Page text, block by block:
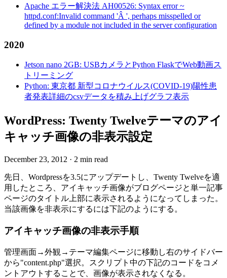
Apache エラー解決法 AH00526: Syntax error ~
httpd.conf:Invalid command 'Â ', perhaps misspelled or
defined by a module not included in the server configuration
2020
Jetson nano 2GB: USBカメラとPython FlaskでWeb動画ス
トリーミング
Python: 東京都 新型コロナウイルス(COVID-19)陽性患
者発表詳細のcsvデータを積み上げグラフ表示
WordPress: Twenty Twelveテーマのアイ
キャッチ画像の非表示設定
December 23, 2012 · 2 min read
先日、Wordpressを3.5にアップデートし、Twenty Twelveを適
用したところ、アイキャッチ画像がブログページと単一記事
ページのタイトル上部に表示されるようになってしまった。
当該画像を非表示にするには下記のようにする。
アイキャッチ画像の非表示手順
管理画面→外観→テーマ編集ページに移動し右のサイドバー
から"content.php"選択。スクリプト中の下記のコードをコメ
ントアウトすることで、画像が表示されなくなる。